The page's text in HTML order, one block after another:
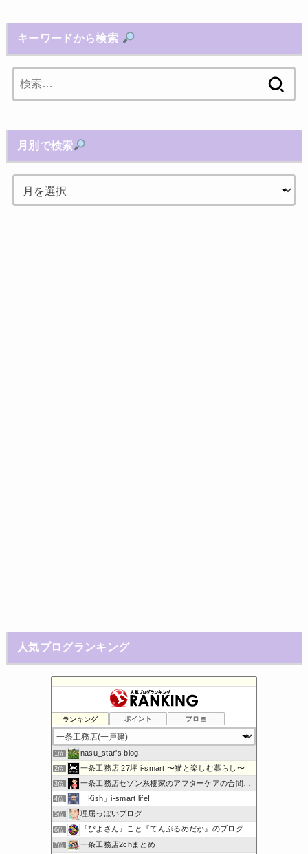
キーワードから検索
索:
月別で検索
人気ブログランキング
ランキング ポイント ブロ画
1位 nasu_star's blog
2位 一条工務店 27坪 i-smart 〜猫と楽しむ暮らし〜
3位 一条工務店セゾン系棲家のアフターケアの合間に綴るブログ
4位 「Kish」i-smart life!
5位 理屈っぽいブログ
6位 『ぴよさん』こと『てんぷるめだか』のブログ
7位 一条工務店2chまとめ